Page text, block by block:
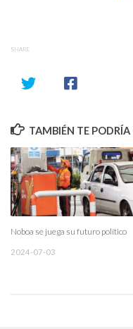
SHARE
TAMBIÉN TE PODRÍA
Noboa se juega su futuro político
2024-07-03